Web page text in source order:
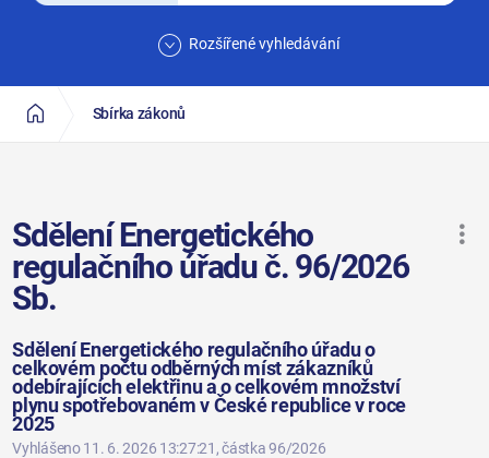
Rozšířené vyhledávání
Sbírka zákonů
Sdělení Energetického
regulačního úřadu č. 96/2026
Sb.
Sdělení Energetického regulačního úřadu o
celkovém počtu odběrných míst zákazníků
odebírajících elektřinu a o celkovém množství
plynu spotřebovaném v České republice v roce
2025
Vyhlášeno 11. 6. 2026 13:27:21 , částka 96/2026